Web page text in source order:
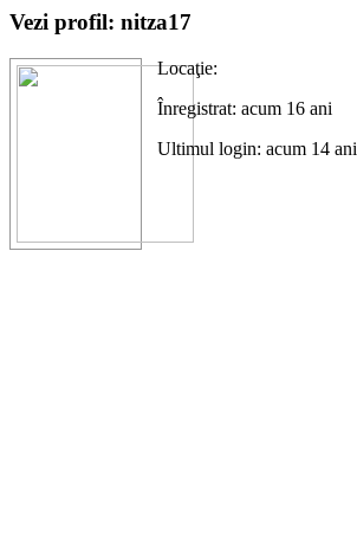
Vezi profil: nitza17
Locaţie:
Înregistrat: acum 16 ani
Ultimul login: acum 14 ani